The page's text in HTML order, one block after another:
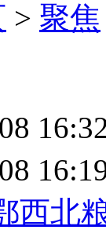
> 聚焦
西北